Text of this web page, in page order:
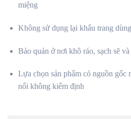
miệng
Không sử dụng lại khẩu trang
Bảo quản ở nơi khô ráo, sạch sẽ
Lựa chọn sản phẩm có nguồn gốc
nổi không kiểm định